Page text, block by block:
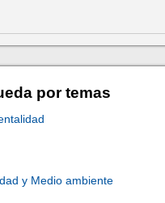
por temas
y Medio ambiente